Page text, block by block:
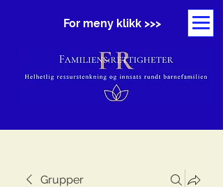
For meny klikk >>>
Grupper